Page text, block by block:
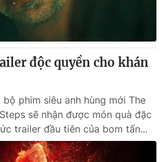
độc quyền cho khán
phim siêu anh hùng mới The
sẽ nhận được món quà đặc
trailer đầu tiên của bom tấn...